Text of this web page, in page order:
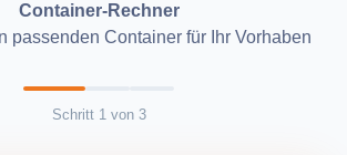
Container-Rechner
passenden Container für Ihr Vorhaben
Schritt 1von 3